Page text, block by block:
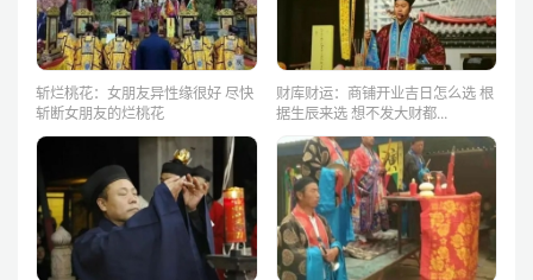
斩烂桃花：女朋友异性缘很好 尽快
斩断女朋友的烂桃花
财库财运：商铺开业吉日怎么选 根
据生辰来选 想不发大财都...